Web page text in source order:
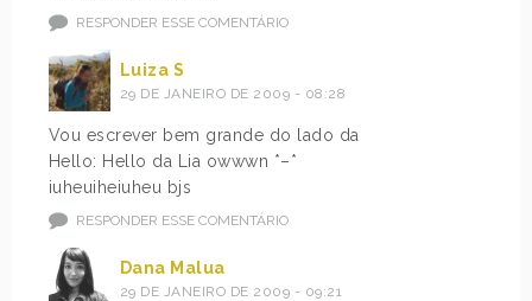
RESPONDER ESSE COMENTÁRIO
Luiza S
29 DE JANEIRO DE 2009 - 08:28
Vou escrever bem grande do lado da
Hello: Hello da Lia owwwn *–*
iuheuiheiuheu bjs
RESPONDER ESSE COMENTÁRIO
Dana Malua
29 DE JANEIRO DE 2009 - 09:21